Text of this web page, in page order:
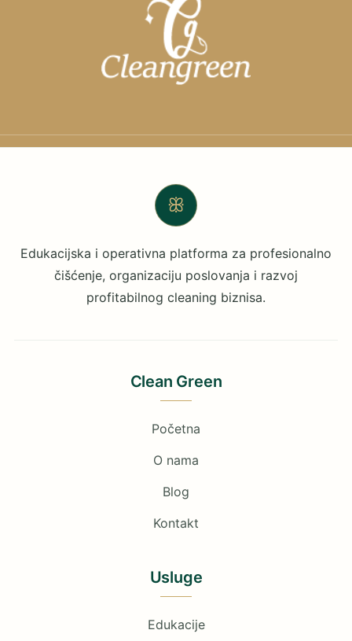
ꕥ
Edukacijska i operativna platforma za profesionalno
čišćenje, organizaciju poslovanja i razvoj
profitabilnog cleaning biznisa.
Clean Green
Početna
O nama
Blog
Kontakt
Usluge
Edukacije